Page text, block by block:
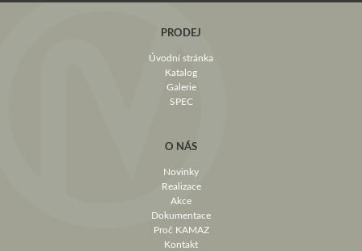
PRODEJ
Úvodní stránka
Katalog
Galerie
SPEC
O NÁS
Novinky
Realizace
Akce
Dokumentace
Proč KAMAZ
Kontakt